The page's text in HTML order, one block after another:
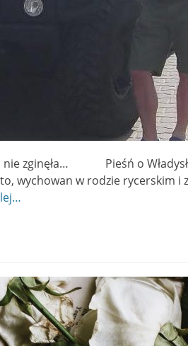
nie zginęła… Pieśń o
w rodzie